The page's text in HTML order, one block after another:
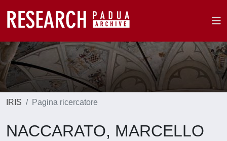
IRIS Pagina ricercatore
NACCARATO, MARCELLO